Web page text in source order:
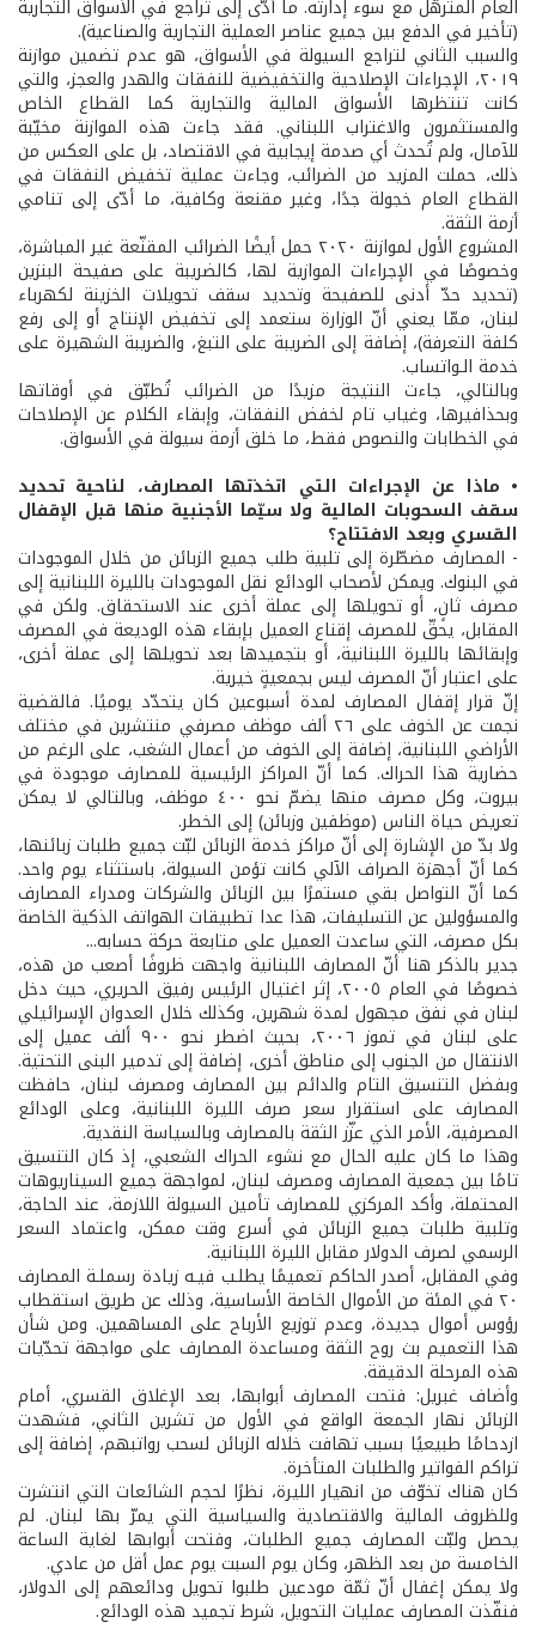
العام المترهّل مع سوء إدارته. ما أدّى إلى تراجع في الأسواق التجارية
(تأخير في الدفع بين جميع عناصر العملية التجارية والصناعية).
والسبب الثاني لتراجع السيولة في الأسواق، هو عدم تضمين موازنة
٢٠١٩، الإجراءات الإصلاحية والتخفيضية للنفقات والهدر والعجز، والتي
كانت تنتظرها الأسواق المالية والتجارية كما القطاع الخاص
والمستثمرون والاغتراب اللبناني. فقد جاءت هذه الموازنة مخيّبة
للآمال، ولم تُحدث أي صدمة إيجابية في الاقتصاد، بل على العكس من
ذلك، حملت المزيد من الضرائب، وجاءت عملية تخفيض النفقات في
القطاع العام خجولة جدًا، وغير مقنعة وكافية، ما أدّى إلى تنامي
أزمة الثقة.
المشروع الأول لموازنة ٢٠٢٠ حمل أيضًا الضرائب المقنّعة غير المباشرة،
وخصوصًا في الإجراءات الموازية لها، كالضريبة على صفيحة البنزين
(تحديد حدّ أدنى للصفيحة وتحديد سقف تحويلات الخزينة لكهرباء
لبنان، ممّا يعني أنّ الوزارة ستعمد إلى تخفيض الإنتاج أو إلى رفع
كلفة التعرفة)، إضافة إلى الضريبة على التبغ، والضريبة الشهيرة على
خدمة الـواتساب.
وبالتالي، جاءت النتيجة مزيدًا من الضرائب تُطبّق في أوقاتها
وبحذافيرها، وغياب تام لخفض النفقات، وإبقاء الكلام عن الإصلاحات
في الخطابات والنصوص فقط، ما خلق أزمة سيولة في الأسواق.
• ماذا عن الإجراءات التي اتخذتها المصارف، لناحية تحديد
سقف السحوبات المالية ولا سيّما الأجنبية منها قبل الإقفال
القسري وبعد الافتتاح؟
- المصارف مضطّرة إلى تلبية طلب جميع الزبائن من خلال الموجودات
في البنوك. ويمكن لأصحاب الودائع نقل الموجودات بالليرة اللبنانية إلى
مصرف ثانٍ، أو تحويلها إلى عملة أخرى عند الاستحقاق. ولكن في
المقابل، يحقّ للمصرف إقناع العميل بإبقاء هذه الوديعة في المصرف
وإبقائها بالليرة اللبنانية، أو بتجميدها بعد تحويلها إلى عملة أخرى،
على اعتبار أنّ المصرف ليس بجمعيةٍ خيرية.
إنّ قرار إقفال المصارف لمدة أسبوعين كان يتحدّد يوميًا. فالقضية
نجمت عن الخوف على ٢٦ ألف موظف مصرفي منتشرين في مختلف
الأراضي اللبنانية، إضافة إلى الخوف من أعمال الشغب، على الرغم من
حضارية هذا الحراك. كما أنّ المراكز الرئيسية للمصارف موجودة في
بيروت، وكل مصرف منها يضمّ نحو ٤٠٠ موظف، وبالتالي لا يمكن
تعريض حياة الناس (موظفين وزبائن) إلى الخطر.
ولا بدّ من الإشارة إلى أنّ مراكز خدمة الزبائن لبّت جميع طلبات زبائنها،
كما أنّ أجهزة الصراف الآلي كانت تؤمن السيولة، باستثناء يوم واحد.
كما أنّ التواصل بقي مستمرًا بين الزبائن والشركات ومدراء المصارف
والمسؤولين عن التسليفات، هذا عدا تطبيقات الهواتف الذكية الخاصة
بكل مصرف، التي ساعدت العميل على متابعة حركة حسابه...
جدير بالذكر هنا أنّ المصارف اللبنانية واجهت ظروفًا أصعب من هذه،
خصوصًا في العام ٢٠٠٥، إثر اغتيال الرئيس رفيق الحريري، حيث دخل
لبنان في نفق مجهول لمدة شهرين، وكذلك خلال العدوان الإسرائيلي
على لبنان في تموز ٢٠٠٦، بحيث اضطر نحو ٩٠٠ ألف عميل إلى
الانتقال من الجنوب إلى مناطق أخرى، إضافة إلى تدمير البنى التحتية.
وبفضل التنسيق التام والدائم بين المصارف ومصرف لبنان، حافظت
المصارف على استقرار سعر صرف الليرة اللبنانية، وعلى الودائع
المصرفية، الأمر الذي عزّز الثقة بالمصارف وبالسياسة النقدية.
وهذا ما كان عليه الحال مع نشوء الحراك الشعبي، إذ كان التنسيق
تامًا بين جمعية المصارف ومصرف لبنان، لمواجهة جميع السيناريوهات
المحتملة، وأكد المركزي للمصارف تأمين السيولة اللازمة، عند الحاجة،
وتلبية طلبات جميع الزبائن في أسرع وقت ممكن، واعتماد السعر
الرسمي لصرف الدولار مقابل الليرة اللبنانية.
وفي المقابل، أصدر الحاكم تعميمًا يطلـب فيـه زيادة رسملـة المصارف
٢٠ في المئة من الأموال الخاصة الأساسية، وذلك عن طريق استقطاب
رؤوس أموال جديدة، وعدم توزيع الأرباح على المساهمين. ومن شأن
هذا التعميم بث روح الثقة ومساعدة المصارف على مواجهة تحدّيات
هذه المرحلة الدقيقة.
وأضاف غبريل: فتحت المصارف أبوابها، بعد الإغلاق القسري، أمام
الزبائن نهار الجمعة الواقع في الأول من تشرين الثاني، فشهدت
ازدحامًا طبيعيًا بسبب تهافت خلاله الزبائن لسحب رواتبهم، إضافة إلى
تراكم الفواتير والطلبات المتأخرة.
كان هناك تخوّف من انهيار الليرة، نظرًا لحجم الشائعات التي انتشرت
وللظروف المالية والاقتصادية والسياسية التي يمرّ بها لبنان. لم
يحصل ولبّت المصارف جميع الطلبات، وفتحت أبوابها لغاية الساعة
الخامسة من بعد الظهر، وكان يوم السبت يوم عمل أقل من عادي.
ولا يمكن إغفال أنّ ثمّة مودعين طلبوا تحويل ودائعهم إلى الدولار،
فنفّذت المصارف عمليات التحويل، شرط تجميد هذه الودائع.